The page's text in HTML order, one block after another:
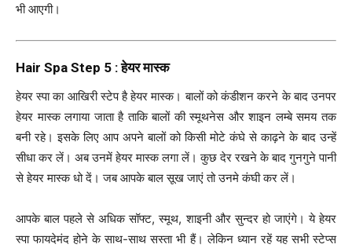
भी आएगी।
Hair Spa Step 5 : हेयर मास्क
हेयर स्पा का आखिरी स्टेप है हेयर मास्क। बालों को कंडीशन करने के बाद उनपर
हेयर मास्क लगाया जाता है ताकि बालों की स्मूथनेस और शाइन लम्बे समय तक
बनी रहे। इसके लिए आप अपने बालों को किसी मोटे कंघे से काढ़ने के बाद उन्हें
सीधा कर लें। अब उनमें हेयर मास्क लगा लें। कुछ देर रखने के बाद गुनगुने पानी
से हेयर मास्क धो दें। जब आपके बाल सूख जाएं तो उनमे कंघी कर लें।
आपके बाल पहले से अधिक सॉफ्ट, स्मूथ, शाइनी और सुन्दर हो जाएंगे। ये हेयर
स्पा फायदेमंद होने के साथ-साथ सस्ता भी हैं। लेकिन ध्यान रहें यह सभी स्टेप्स